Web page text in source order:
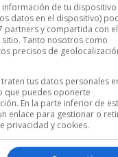
de tu dispositivo
datos en el dispositivo)
partners y compartida con
Tanto nosotros como
precisos de
tus datos personales
que puedes oponerte
En la parte inferior de
enlace para gestionar o
privacidad y cookies.